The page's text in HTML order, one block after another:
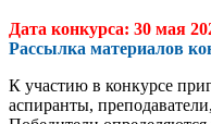
Дата конкурса: 30 мая
Рассылка материалов
К участию в конкурсе
аспиранты,